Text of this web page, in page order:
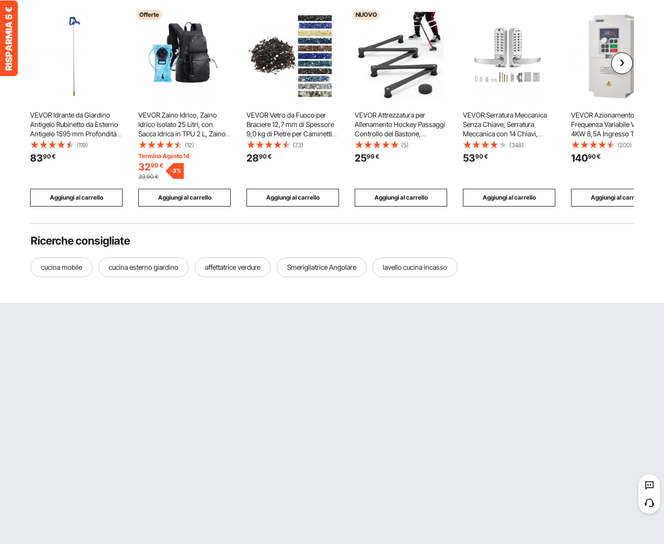
VEVOR Idrante da Giardino
Antigelo Rubinetto da Esterno
Antigelo 1595 mm Profondità
di Interramento 91 cm Attacco
per Tubo G 3/4 pollici Maniglia
a Leva, Idrante da Cortile
(119)
8390€
Aggiungi al carrello
Offerte
VEVOR Zaino Idrico, Zaino
Idrico Isolato 25 Litri, con
Sacca Idrica in TPU 2 L, Zaino
da Escursionismo con Sacca
Idrica, Zaino Idrico Giornaliero
per Escursionismo, Corsa,
Ciclismo, Campeggio Nero
(12)
Termina Agosto 14
3290€
33,90 €
-3%
Aggiungi al carrello
VEVOR Vetro da Fuoco per
Braciere 12,7 mm di Spessore
9,0 kg di Pietre per Caminetti
Resistenti alle Alte
Temperature, Riflettenti e
Senza Fumo, Pietre Laviche
(73)
2890€
Aggiungi al carrello
NUOVO
VEVOR Attrezzatura per
Allenamento Hockey Passaggi
Controllo del Bastone,
Rimbalzatore Ausilio Passaggi
5 Sezioni di Hockey Controllo
del Disco, Allenatore Portatile
(5)
2599€
Aggiungi al carrello
VEVOR Serratura Meccanica
Senza Chiave, Serratura
Meccanica con 14 Chiavi,
Serratura Meccanica con
Tastiera e Maniglia, Serratura
per Cancello Senza Chiave
(348)
5390€
Aggiungi al carrello
VEVOR Azionamento a
Frequenza Variabile VFD 5HP
4KW 8,5A Ingresso Trifase CA
380V Uscita Trifase CA 0-
380V, Ingresso 50/60Hz,
Uscita 0-2000Hz VFD per
(200)
14090€
Aggiungi al carrello
Ricerche consigliate
cucina mobile cucina esterno giardino affettatrice verdure Smerigliatrice Angolare lavello cucina incasso